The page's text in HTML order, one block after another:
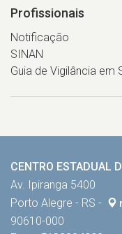
Profissionais
Notificação
SINAN
Guia de Vigilância em
CENTRO ESTADUAL
Av. Ipiranga 5400
Porto Alegre - RS -
90610-000